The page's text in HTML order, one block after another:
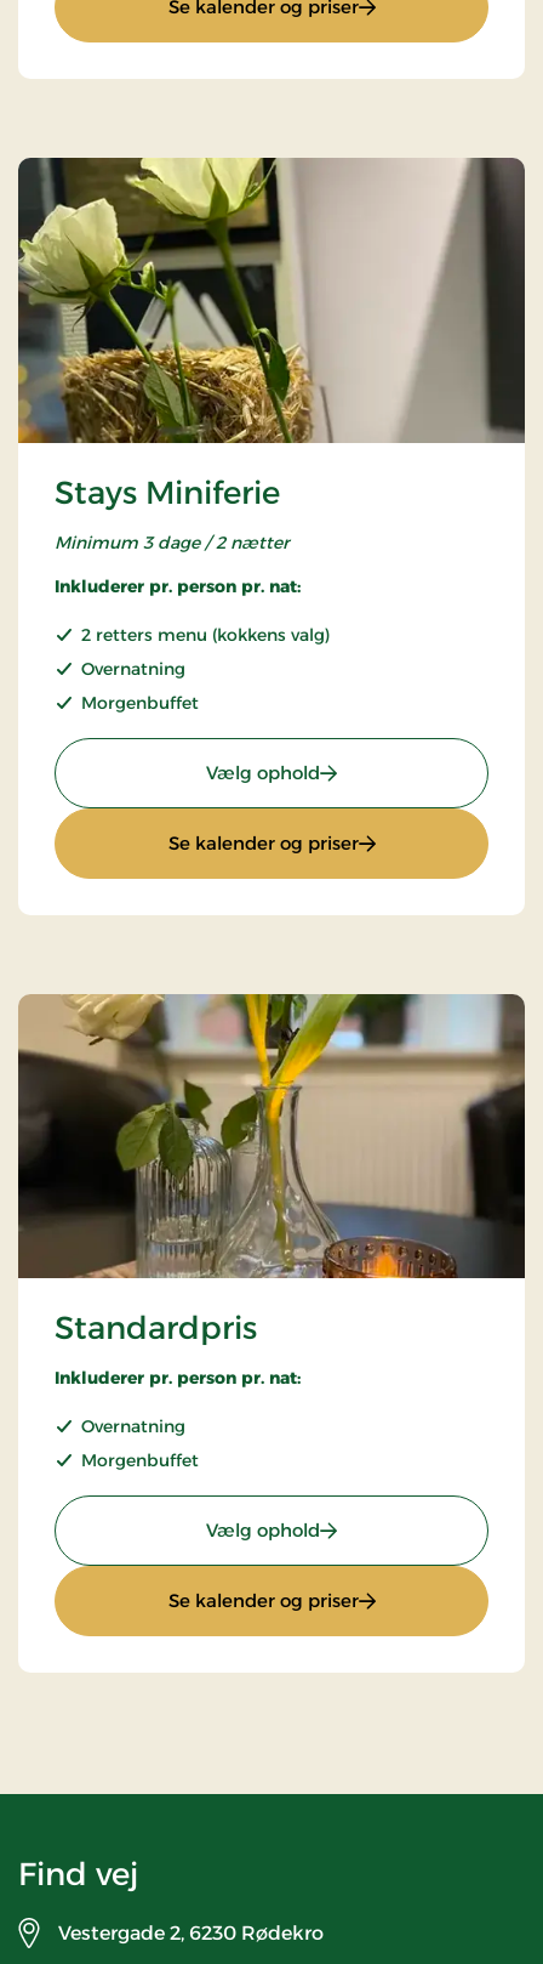
Se kalender og priser: Superpris
Stays Miniferie
Minimum 3 dage / 2 nætter
Inkluderer pr. person pr. nat:
2 retters menu (kokkens valg)
Overnatning
Morgenbuffet
Vælg ophold: Stays Miniferie
Se kalender og priser: Stays Miniferie
Standardpris
Inkluderer pr. person pr. nat:
Overnatning
Morgenbuffet
Vælg ophold: Standardpris
Se kalender og priser: Standardpris
Find vej
Vestergade 2, 6230 Rødekro